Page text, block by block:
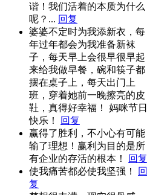
谐！我们活着的本质为什么
呢？... 回复
婆婆不定时为我添新衣，每
年过年都会为我准备新袜
子，每天早上会很早很早起
来给我做早餐，碗和筷子都
摆在桌子上，每天出门上
班，穿着她前一晚擦亮的皮
靯，真得好幸福！ 妈咪节日
快乐！
回复
赢得了胜利，不小心有可能
输了理想！赢利为目的是所
有企业的存活的根本！
回复
使我痛苦都必使我坚强！
回
复